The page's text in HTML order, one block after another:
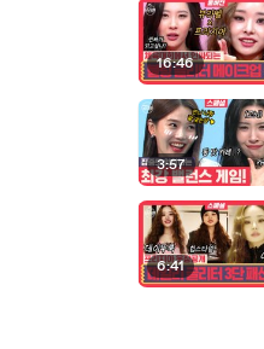
16:46
3:57
6:41